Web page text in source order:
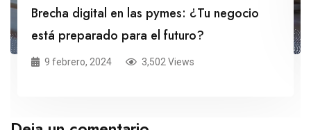
Brecha digital en las pymes: ¿Tu negocio
está preparado para el futuro?
9 febrero, 2024 3,502 Views